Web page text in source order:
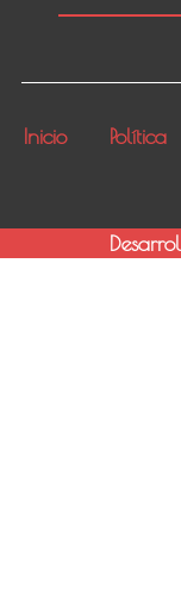
Inicio Política